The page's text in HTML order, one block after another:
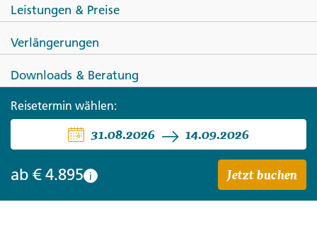
Die Höhepunkte Namibias
Leistungen & Preise
Verlängerungen
Downloads & Beratung
Reisetermin wählen:
31.08.2026 14.09.2026
ab € 4.895 i Jetzt buchen